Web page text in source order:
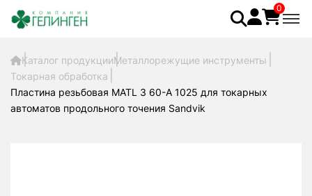
0
Каталог продукцииМеталлорежущие инструменты
Токарная обработка
Пластина резьбовая MATL 3 60-A 1025 для токарных
автоматов продольного точения Sandvik